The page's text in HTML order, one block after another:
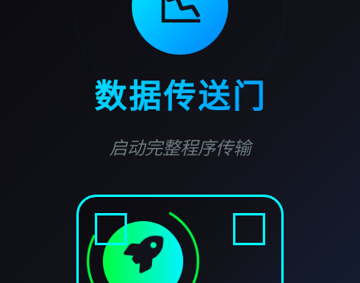
数据传送门
启动完整程序传输